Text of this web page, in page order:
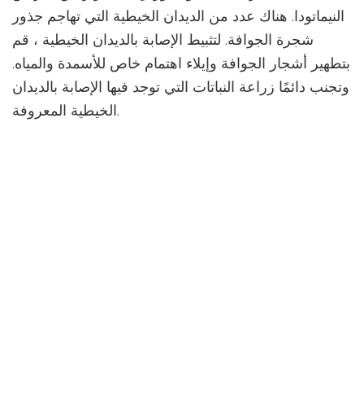
النيماتودا. هناك عدد من الديدان الخيطية التي تهاجم جذور
شجرة الجوافة. لتثبيط الإصابة بالديدان الخيطية ، قم
بتطهير أشجار الجوافة وإيلاء اهتمام خاص للأسمدة والمياه.
وتجنب دائمًا زراعة النباتات التي توجد فيها الإصابة بالديدان
الخيطية المعروفة.